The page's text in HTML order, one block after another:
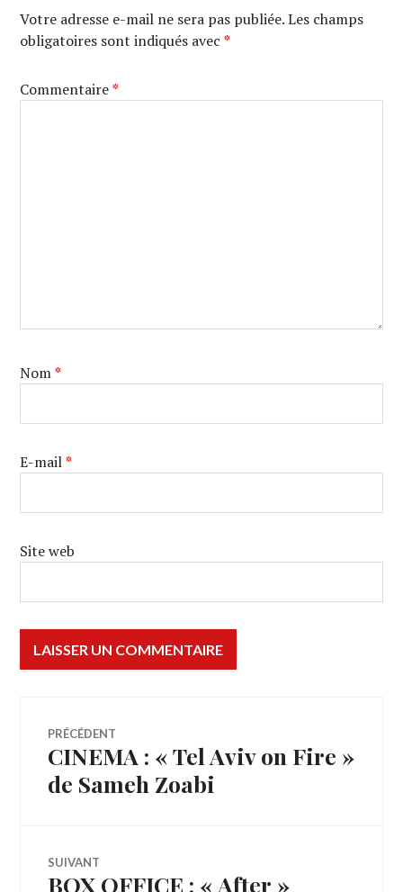
Votre adresse e-mail ne sera pas publiée. Les champs
obligatoires sont indiqués avec*
Commentaire*
Nom*
E-mail*
Site web
Navigation
de
PRÉCÉDENT
Article
précédent :
CINEMA : « Tel Aviv on Fire »
de Sameh Zoabi
SUIVANT
Article
BOX OFFICE : « After »